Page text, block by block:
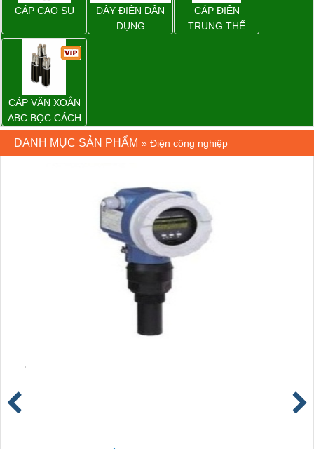
CÁP CAO SU
DÂY ĐIỆN DÂN
DỤNG
CÁP ĐIỆN
TRUNG THẾ
CÁP VẶN XOẮN
ABC BỌC CÁCH
ĐIỆN XLPE
DANH MỤC SẢN PHẨM » Điện công nghiệp